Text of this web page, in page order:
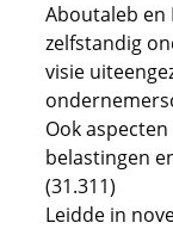
Aboutaleb en
zelfstandig
visie
Ook
belastingen
(31.311)
Leidde in